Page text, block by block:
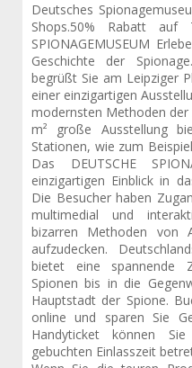
Deutsches
Shops.50% Rabatt auf
SPIONAGEMUSEUM
Geschichte der
begrüßt Sie am Leipziger
einer einzigartigen
modernsten Methoden der
m² große Ausstellung
Stationen, wie zum
Das DEUTSCHE
einzigartigen Einblick in
Die Besucher haben
multimedial und
bizarren Methoden von
aufzudecken.
bietet eine spannende
Spionen bis in die
Hauptstadt der Spione.
online und sparen Sie
Handyticket können
gebuchten Einlasszeit